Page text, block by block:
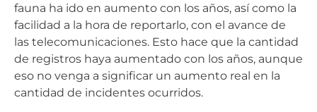
fauna ha ido en aumento con los años, así como la
facilidad a la hora de reportarlo, con el avance de
las telecomunicaciones. Esto hace que la cantidad
de registros haya aumentado con los años, aunque
eso no venga a significar un aumento real en la
cantidad de incidentes ocurridos.